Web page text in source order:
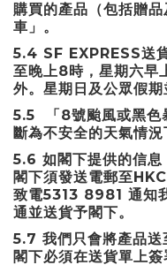
購買的產品（包括贈
車」。
5.4 SF EXPRESS送
至晚上8時，星期六早
外。星期日及公眾假期
5.5 「 8號颱風或黑色
斷為不安全的天氣情
5.6 如閣下提供的信息
閣下須發送電郵至
致電5313 8981 通知
通並送貨予閣下。
5.7 我們只會將產品送
閣下必須在送貨單上